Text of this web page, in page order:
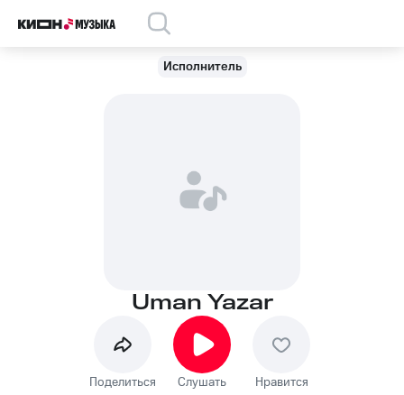
Исполнитель
Uman Yazar
Поделиться Слушать Нравится